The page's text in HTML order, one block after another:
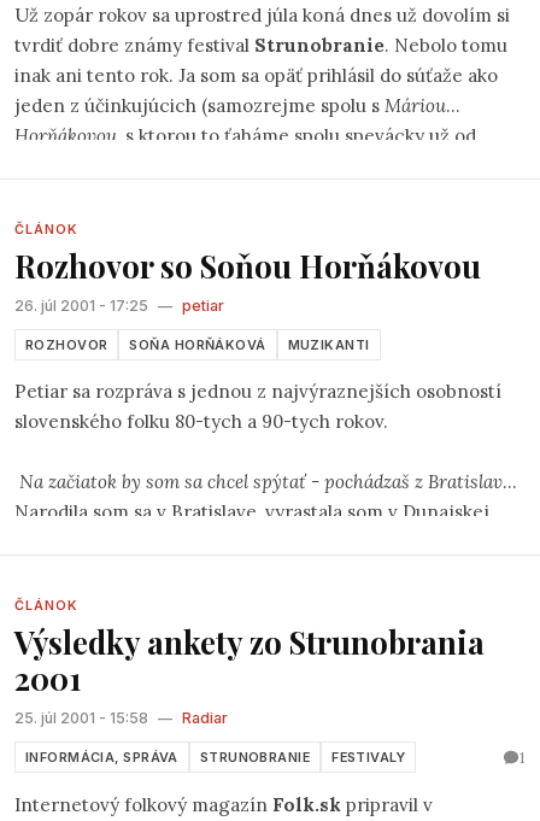
Už zopár rokov sa uprostred júla koná dnes už dovolím si
tvrdiť dobre známy festival Strunobranie. Nebolo tomu
inak ani tento rok. Ja som sa opäť prihlásil do súťaže ako
jeden z účinkujúcich (samozrejme spolu s Máriou
Horňákovou , s ktorou to ťaháme spolu spevácky už od
vybrala aj do finálovej časti konajúcej sa v Banskej
Štiavnici, tešili sme sa o to viac. Bola to pre nás aj
po viac ako dvoch rokoch, počas ktorých som spoznával
zámorské krajiny.
ČLÁNOK
Rozhovor so Soňou Horňákovou
26. júl 2001 - 17:25 — petiar
ROZHOVOR SOŇA HORŇÁKOVÁ MUZIKANTI
Petiar sa rozpráva s jednou z najvýraznejších osobností
slovenského folku 80-tych a 90-tych rokov.
Na začiatok by som sa chcel spýtať - pochádzaš z Bratislavy?
Narodila som sa v Bratislave, vyrastala som v Dunajskej
To znamená, že sa stále hýbeš na tom juhu Slovenska, je to
tak?
Áno, čím som staršia tým viac si uvedomujem, že ma
priťahuje juh, konkrétne Žitný ostrov. Milujem rovinu,
cítim v nej obrovský priestor, voľnosť a to mi dáva silu.
ČLÁNOK
Výsledky ankety zo Strunobrania
2001
25. júl 2001 - 15:58 — Radiar
INFORMÁCIA, SPRÁVA STRUNOBRANIE FESTIVALY 1
Internetový folkový magazín Folk.sk pripravil v